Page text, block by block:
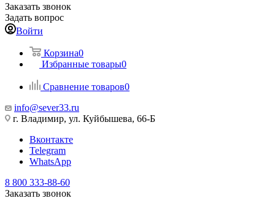
Заказать звонок
Задать вопрос
Войти
Корзина0
Избранные товары0
Сравнение товаров0
info@sever33.ru
г. Владимир, ул. Куйбышева, 66-Б
Вконтакте
Telegram
WhatsApp
8 800 333-88-60
Заказать звонок